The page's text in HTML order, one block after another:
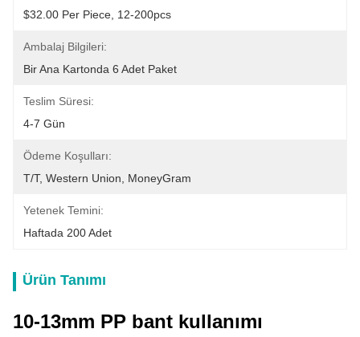
$32.00 Per Piece, 12-200pcs
Ambalaj Bilgileri:
Bir Ana Kartonda 6 Adet Paket
Teslim Süresi:
4-7 Gün
Ödeme Koşulları:
T/T, Western Union, MoneyGram
Yetenek Temini:
Haftada 200 Adet
Ürün Tanımı
10-13mm PP bant kullanımı